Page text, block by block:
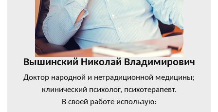
Вышинский Николай Владимирович
Доктор народной и нетрадиционной медицины;
клинический психолог, психотерапевт.
В своей работе использую: